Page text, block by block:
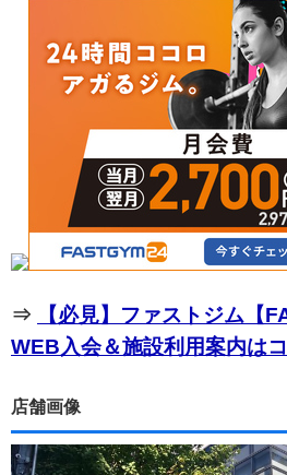
⇒
【必見】ファストジム【
WEB入会＆施設利用案内は
店舗画像